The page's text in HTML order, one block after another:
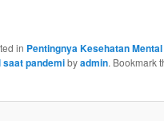
in Pentingnya Kesehatan Mental
pandemibyadmin. Bookmark